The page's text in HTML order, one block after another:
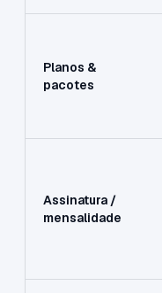
Planos &
pacotes
Assinatura /
mensalidade